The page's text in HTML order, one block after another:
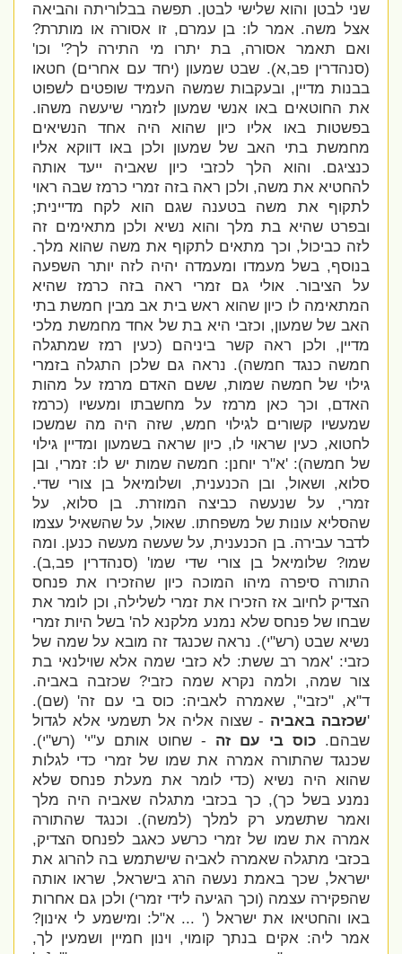
שני לבטן והוא שלישי לבטן. תפשה בבלוריתה והביאה
אצל משה. אמר לו: בן עמרם, זו אסורה או מותרת?
ואם תאמר אסורה, בת יתרו מי התירה לך?' וכו'
(סנהדרין פב,א). שבט שמעון(יחד עם אחרים)חטאו
בבנות מדיין, ובעקבות שמשה העמיד שופטים לשפוט
את החוטאים באו אנשי שמעון לזמרי שיעשה משהו.
בפשטות באו אליו כיון שהוא היה אחד הנשיאים
מחמשת בתי האב של שמעון ולכן באו דווקא אליו
כנציגם. והוא הלך לכזבי כיון שאביה ייעד אותה
להחטיא את משה, ולכן ראה בזה זמרי כרמז שבה ראוי
לתקוף את משה בטענה שגם הוא לקח מדיינית;
ובפרט שהיא בת מלך והוא נשיא ולכן מתאימים זה
לזה כביכול, וכך מתאים לתקוף את משה שהוא מלך.
בנוסף, בשל מעמדו ומעמדה יהיה לזה יותר השפעה
על הציבור. אולי גם זמרי ראה בזה כרמז שהיא
המתאימה לו כיון שהוא ראש בית אב מבין חמשת בתי
האב של שמעון, וכזבי היא בת של אחד מחמשת מלכי
מדיין, ולכן ראה קשר ביניהם (כעין רמז שמתגלה
חמשה כנגד חמשה). נראה גם שלכן התגלה בזמרי
גילוי של חמשה שמות, ששם האדם מרמז על מהות
האדם, וכך כאן מרמז על מחשבתו ומעשיו (כרמז
שמעשיו קשורים לגילוי חמש, שזה היה מה שמשכו
לחטוא, כעין שראוי לו, כיון שראה בשמעון ומדיין גילוי
של חמשה):'א"ר יוחנן: חמשה שמות יש לו: זמרי, ובן
סלוא, ושאול, ובן הכנענית, ושלומיאל בן צורי שדי.
זמרי, על שנעשה כביצה המוזרת. בן סלוא, על
שהסליא עונות של משפחתו. שאול, על שהשאיל עצמו
לדבר עבירה. בן הכנענית, על שעשה מעשה כנען. ומה
שמו? שלומיאל בן צורי שדי שמו' (סנהדרין פב,ב).
התורה סיפרה מיהו המוכה כיון שהזכירו את פנחס
הצדיק לחיוב אז הזכירו את זמרי לשלילה, וכן לומר את
שבחו של פנחס שלא נמנע מלקנא לה' בשל היות זמרי
נשיא שבט (רש"י). נראה שכנגד זה מובא על שמה של
כזבי:'אמר רב ששת: לא כזבי שמה אלא שוילנאי בת
צור שמה, ולמה נקרא שמה כזבי? שכזבה באביה.
ד"א, "כזבי", שאמרה לאביה: כוס בי עם זה' (שם).
שכזבה באביה- שצוה אליה אל תשמעי אלא לגדול
שבהם.כוס בי עם זה- שחוט אותם ע"י' (רש"י).
שכנגד שהתורה אמרה את שמו של זמרי כדי לגלות
שהוא היה נשיא (כדי לומר את מעלת פנחס שלא
נמנע בשל כך), כך בכזבי מתגלה שאביה היה מלך
ואמר שתשמע רק למלך (למשה). וכנגד שהתורה
אמרה את שמו של זמרי כרשע כאגב לפנחס הצדיק,
בכזבי מתגלה שאמרה לאביה שישתמש בה להרוג את
ישראל, שכך באמת נעשה הרג בישראל, שראו אותה
שהפקירה עצמה (וכך הגיעה לידי זמרי) ולכן גם אחרות
באו והחטיאו את ישראל (' ...א"ל:ומישמע לי אינון?
אמר ליה: אקים בנתך קומוי, וינון חמיין ושמעין לך,